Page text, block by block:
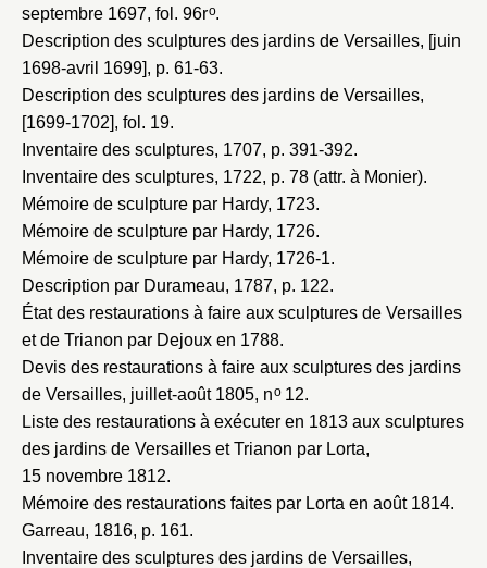
septembre 1697, fol. 96ro.
Description des sculptures des jardins de Versailles, [juin
1698-avril 1699], p. 61-63.
Description des sculptures des jardins de Versailles,
[1699-1702], fol. 19.
Inventaire des sculptures, 1707, p. 391-392.
Inventaire des sculptures, 1722, p. 78 (attr. à Monier).
Mémoire de sculpture par Hardy, 1723.
Mémoire de sculpture par Hardy, 1726.
Mémoire de sculpture par Hardy, 1726-1.
Description par Durameau, 1787, p. 122.
État des restaurations à faire aux sculptures de Versailles
et de Trianon par Dejoux en 1788.
Devis des restaurations à faire aux sculptures des jardins
de Versailles, juillet-août 1805, no12.
Liste des restaurations à exécuter en 1813 aux sculptures
des jardins de Versailles et Trianon par Lorta,
15 novembre 1812.
Mémoire des restaurations faites par Lorta en août 1814.
Garreau, 1816, p. 161.
Inventaire des sculptures des jardins de Versailles,